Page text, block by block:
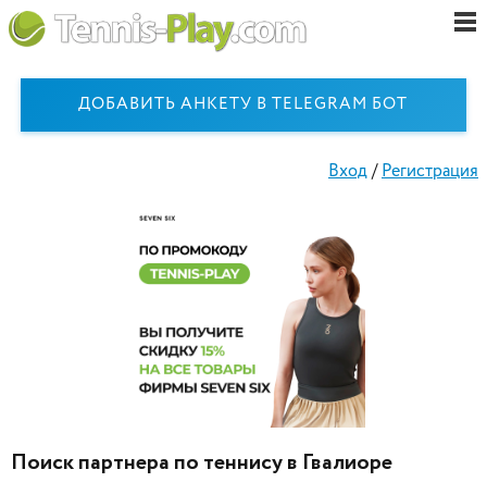
ДОБАВИТЬ АНКЕТУ В TELEGRAM БОТ
Вход/Регистрация
Поиск партнера по теннису в Гвалиоре